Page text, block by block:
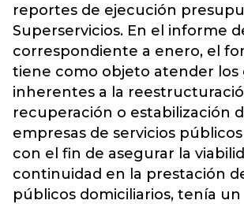
reportes de ejecución
Superservicios. En el informe
correspondiente a enero, el
tiene como objeto atender los
inherentes a la
recuperación o estabilización
empresas de servicios
con el fin de asegurar la
continuidad en la prestación
públicos domiciliarios, tenía